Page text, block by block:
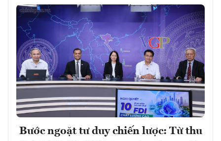
Bước ngoặt tư duy chiến lược: Từ thu